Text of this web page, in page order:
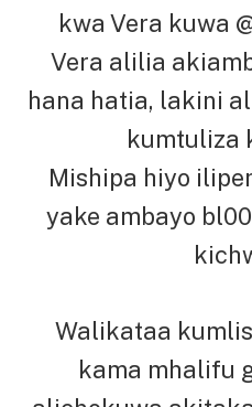
kwa Vera kuwa
Vera alilia
hana hatia, lakini
kumtuliza
Mishipa hiyo
yake ambayo
Walikataa
kama mhalifu